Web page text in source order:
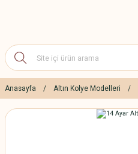
Anasayfa Altın Kolye Modelleri